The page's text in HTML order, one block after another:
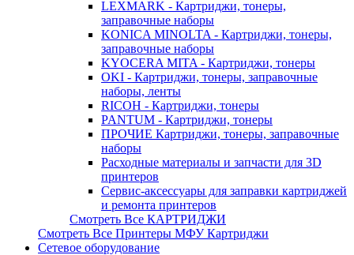
LEXMARK - Картриджи, тонеры,
заправочные наборы
KONICA MINOLTA - Картриджи, тонеры,
заправочные наборы
KYOCERA MITA - Картриджи, тонеры
OKI - Картриджи, тонеры, заправочные
наборы, ленты
RICOH - Картриджи, тонеры
PANTUM - Картриджи, тонеры
ПРОЧИЕ Картриджи, тонеры, заправочные
наборы
Расходные материалы и запчасти для 3D
принтеров
Сервис-аксессуары для заправки картриджей
и ремонта принтеров
Смотреть Все КАРТРИДЖИ
Смотреть Все Принтеры МФУ Картриджи
Сетевое оборудование